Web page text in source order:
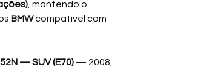
, mantendo o
BMWcompatível com
— SUV (E70) — 2008,